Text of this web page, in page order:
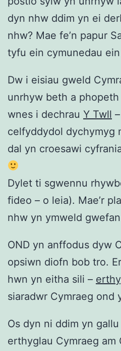
dyn nhw ddim yn ei
nhw? Mae fe’n papur
tyfu ein cymunedau
Dw i eisiau gweld
unrhyw beth a phopeth
wnes i dechrau Y Twll
celfyddydol dychymyg
dal yn croesawi
Dylet ti sgwennu
fideo – o leia). Mae’r
nhw yn ymweld
OND yn anffodus dyw
opsiwn diofn bob tro.
hwn yn eitha sili –
siaradwr Cymraeg ond
Os dyn ni ddim yn
erthyglau Cymraeg am